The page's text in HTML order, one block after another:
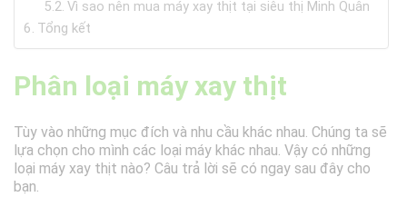
Vì sao nên mua máy xay thịt tại siêu thị Minh Quân
Tổng kết
Phân loại máy xay thịt
Tùy vào những mục đích và nhu cầu khác nhau. Chúng ta sẽ
lựa chọn cho mình các loại máy khác nhau. Vậy có những
loại máy xay thịt nào? Câu trả lời sẽ có ngay sau đây cho
bạn.